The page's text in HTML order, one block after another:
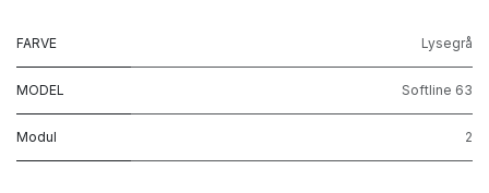
FARVE Lysegrå
MODEL Softline 63
Modul 2